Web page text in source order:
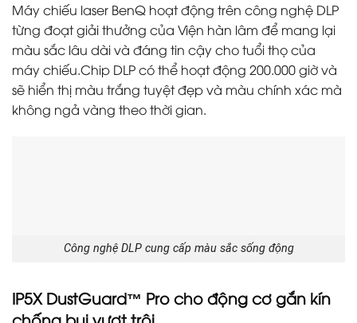
Máy chiếu laser BenQ hoạt động trên công nghệ DLP
từng đoạt giải thưởng của Viện hàn lâm để mang lại
màu sắc lâu dài và đáng tin cậy cho tuổi thọ của
máy chiếu.Chip DLP có thể hoạt động 200.000 giờ và
sẽ hiển thị màu trắng tuyệt đẹp và màu chính xác mà
không ngả vàng theo thời gian.
Công nghệ DLP cung cấp màu sắc sống động
IP5X DustGuard™ Pro cho động cơ gắn kín